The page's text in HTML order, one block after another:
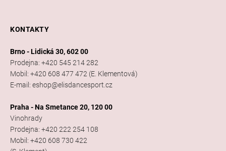
KONTAKTY
Brno - Lidická 30, 602 00
Prodejna: +420 545 214 282
Mobil: +420 608 477 472 (E. Klementová)
E-mail: eshop@elisdancesport.cz
Praha - Na Smetance 20, 120 00
Vinohrady
Prodejna: +420 222 254 108
Mobil: +420 608 730 422